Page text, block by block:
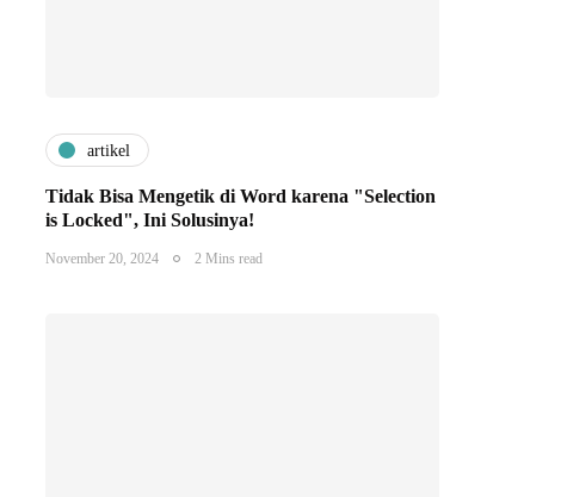
artikel
Tidak Bisa Mengetik di Word karena "Selection
is Locked", Ini Solusinya!
November 20, 2024 2 Mins read